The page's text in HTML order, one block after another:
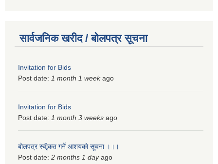
सार्वजनिक खरीद / बोलपत्र सूचना
Invitation for Bids
Post date: 1 month 1 weekago
Invitation for Bids
Post date: 1 month 3 weeks ago
बोलपत्र स्वीृकत गर्ने आशयको सूचना ।।।
Post date: 2 months 1 dayago